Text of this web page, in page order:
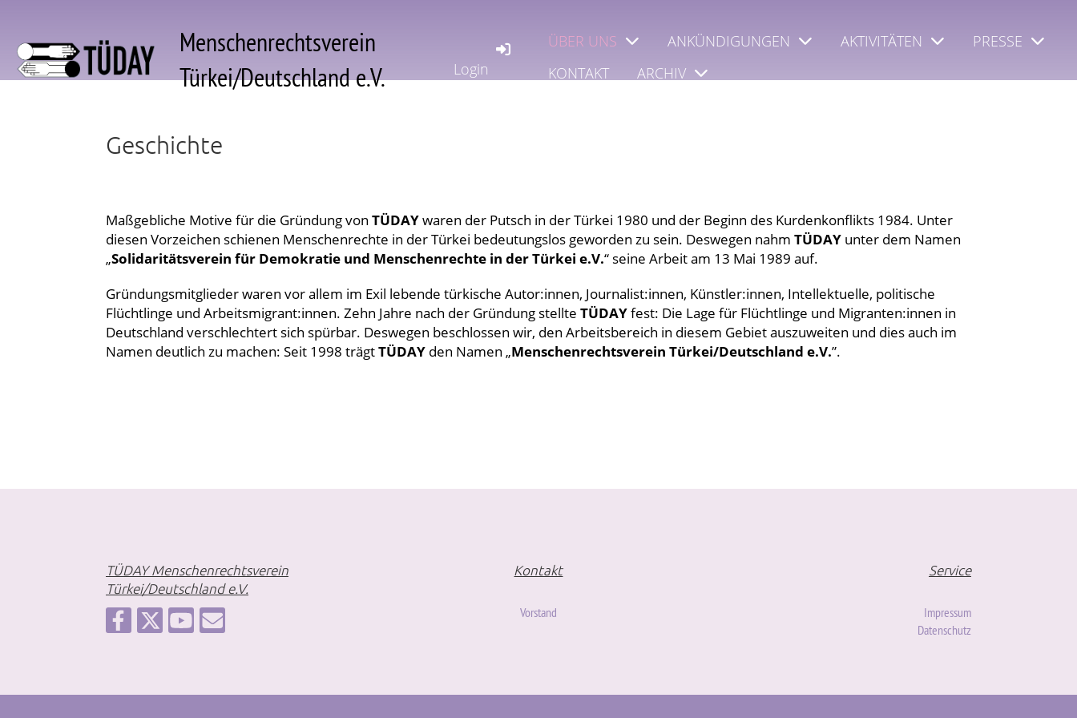
ÜBER UNS ANKÜNDIGUNGEN AKTIVITÄTEN
PRESSE
KONTAKT
ARCHIV
Login
Menschenrechtsverein
Türkei/Deutschland e.V.
Geschichte
Maßgebliche Motive für die Gründung von TÜDAYwaren der Putsch in der Türkei 1980 und der Beginn des Kurdenkonflikts 1984. Unter
diesen Vorzeichen schienen Menschenrechte in der Türkei bedeutungslos geworden zu sein. Deswegen nahm TÜDAY unter dem Namen
„Solidaritätsverein für Demokratie und Menschenrechte in der Türkei e.V.“ seine Arbeit am 13 Mai 1989 auf.
Gründungsmitglieder waren vor allem im Exil lebende türkische Autor:innen, Journalist:innen, Künstler:innen, Intellektuelle, politische
Flüchtlinge und Arbeitsmigrant:innen. Zehn Jahre nach der Gründung stellte TÜDAYfest: Die Lage für Flüchtlinge und Migranten:innen in
Deutschland verschlechtert sich spürbar. Deswegen beschlossen wir, den Arbeitsbereich in diesem Gebiet auszuweiten und dies auch im
Namen deutlich zu machen: Seit 1998 trägtTÜDAY den Namen „Menschenrechtsverein Türkei/Deutschland e.V.”.
TÜDAY Menschenrechtsverein
Türkei/Deutschland e.V.
Kontakt
Vorstand
Service
Impressum
Datenschutz